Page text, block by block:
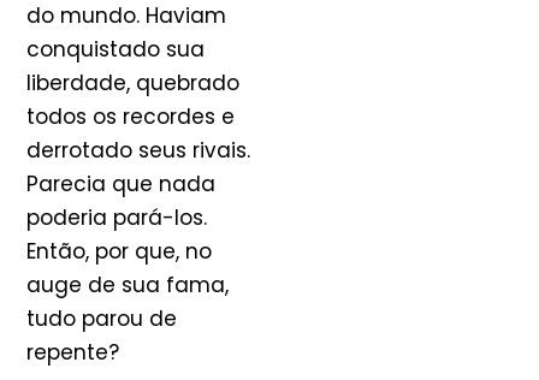
do mundo. Haviam
conquistado sua
liberdade, quebrado
todos os recordes e
derrotado seus rivais.
Parecia que nada
poderia pará-los.
Então, por que, no
auge de sua fama,
tudo parou de
repente?